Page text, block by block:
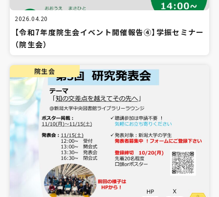
2026.04.20
【令和7年度院生会イベント開催報告④】学振セミナー
（院生会）
院生会